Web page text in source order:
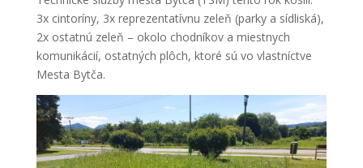
3x cintoríny, 3x reprezentatívnu zeleň (parky a sídliská),
2x ostatnú zeleň – okolo chodníkov a miestnych
komunikácií, ostatných plôch, ktoré sú vo vlastníctve
Mesta Bytča.